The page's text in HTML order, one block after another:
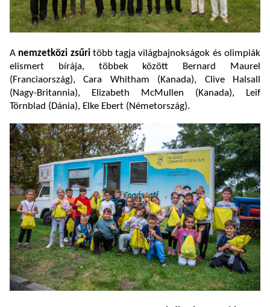
A nemzetközi zsűritöbb tagja világbajnokságok és olimpiák
elismert bírája, többek között Bernard Maurel
(Franciaország), Cara Whitham (Kanada), Clive Halsall
(Nagy-Britannia), Elizabeth McMullen (Kanada), Leif
Törnblad (Dánia), Elke Ebert (Németország).